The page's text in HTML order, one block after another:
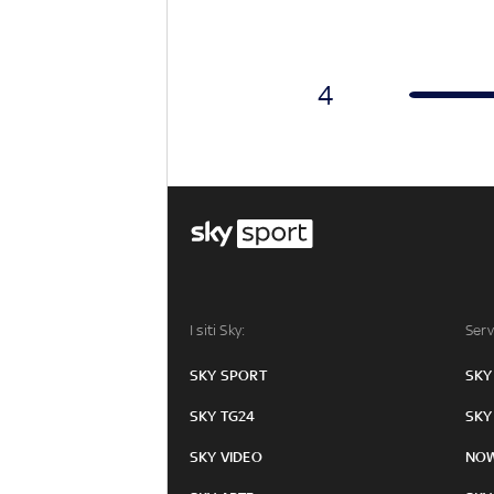
4
I siti Sky:
SKY SPORT
SKY TG24
SKY VIDEO